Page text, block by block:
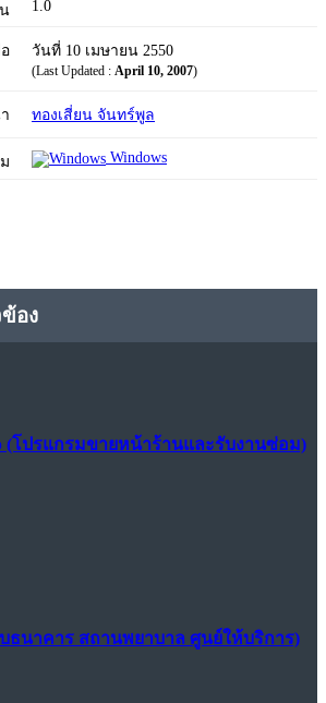
1.0
วันที่ 10 เมษายน 2550
(Last Updated : April 10, 2007)
ทองเสี่ยน จันทร์พูล
Windows
อง
(โปรแกรมขายหน้าร้านและรับงานซ่อม)
ธนาคาร สถานพยาบาล ศูนย์ให้บริการ)